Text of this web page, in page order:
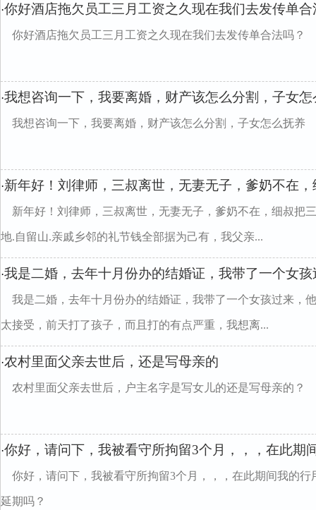
·你好酒店拖欠员工三月工资之久现在我们去发传单合
你好酒店拖欠员工三月工资之久现在我们去发传单合法吗？
·我想咨询一下，我要离婚，财产该怎么分割，子女怎
我想咨询一下，我要离婚，财产该怎么分割，子女怎么抚养
·新年好！刘律师，三叔离世，无妻无子，爹奶不在
新年好！刘律师，三叔离世，无妻无子，爹奶不在，细叔把
地.自留山.亲戚乡邻的礼节钱全部据为己有，我父亲...
·我是二婚，去年十月份办的结婚证，我带了一个女
我是二婚，去年十月份办的结婚证，我带了一个女孩过来，
太接受，前天打了孩子，而且打的有点严重，我想离...
·农村里面父亲去世后，还是写母亲的
农村里面父亲去世后，户主名字是写女儿的还是写母亲的？
·你好，请问下，我被看守所拘留3个月，，，在此期
你好，请问下，我被看守所拘留3个月，，，在此期间我的
延期吗？